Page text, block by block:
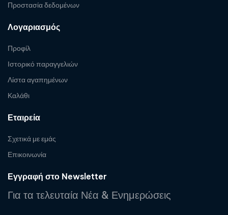
Προστασία δεδομένων
Λογαριασμός
Προφίλ
Ιστορικό παραγγελιών
Λίστα αγαπημένων
Καλάθι
Εταιρεία
Σχετικά με εμάς
Επικοινωνία
Εγγραφή στο Newsletter
Για τα τελευταία Νέα & Ενημερώσεις